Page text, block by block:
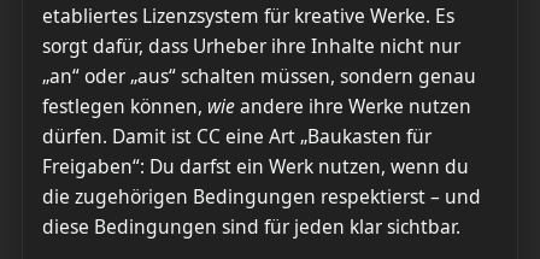
etabliertes Lizenzsystem für kreative Werke. Es
sorgt dafür, dass Urheber ihre Inhalte nicht nur
„an“ oder „aus“ schalten müssen, sondern genau
festlegen können, wieandere ihre Werke nutzen
dürfen. Damit ist CC eine Art „Baukasten für
Freigaben“: Du darfst ein Werk nutzen, wenn du
die zugehörigen Bedingungen respektierst – und
diese Bedingungen sind für jeden klar sichtbar.